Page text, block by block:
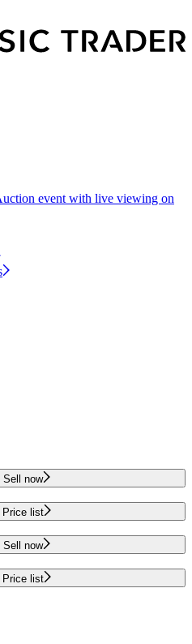
event with live viewing on
Sell now
Price list
Sell now
Price list